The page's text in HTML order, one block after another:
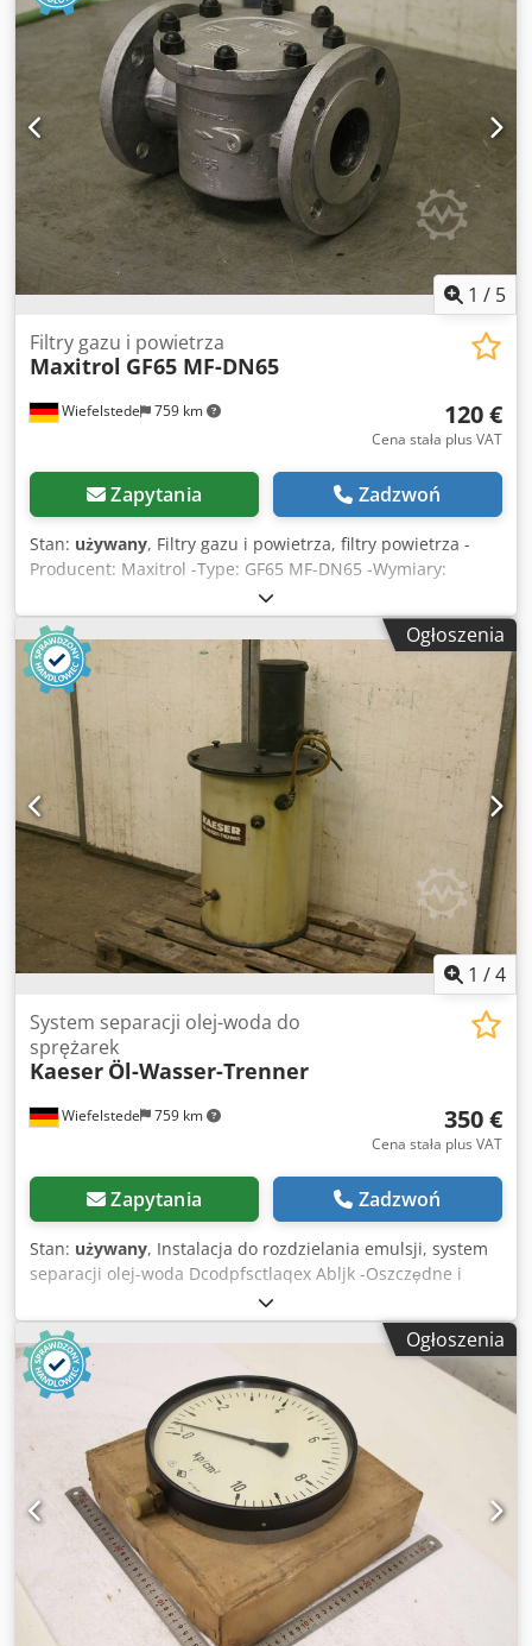
1 / 5
Wiefelstede 759 km
Filtry gazu i powietrza
Maxitrol GF65 MF-DN65
120 €
Cena stała plus VAT
Zapytania Zadzwoń
Stan: używany, Filtry gazu i powietrza, filtry powietrza -
Producent: Maxitrol -Type: GF65 MF-DN65 -Wymiary:
245/199/H190 mm -Waga: 4,5 kg Dedpsd D Iq Dsfx Abljck
Ogłoszenia
1 /4
Wiefelstede 759 km
System separacji olej-woda do
sprężarek
Kaeser Öl-Wasser-Trenner
350 €
Cena stała plus VAT
Zapytania Zadzwoń
Stan: używany, Instalacja do rozdzielania emulsji, system
separacji olej-woda Dcodpfsctlaqex Abljk -Oszczędne i
trwale niezawodne rozwiązanie problemu to zazwyczaj
separacja oleju z wodą dla rozproszonych kondensatów.
Oczyszczona woda spełnia wymogi prawne dotyczące
odprowadzania ścieków. -Wymiary: 590/590/H1170 mm -
Waga: 58 kg
Ogłoszenia